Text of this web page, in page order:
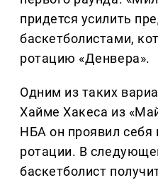
придется усилить
баскетболистами,
ротацию «Денвера».
Одним из таких
Хайме Хакеса из
НБА он проявил
ротации. В
баскетболист